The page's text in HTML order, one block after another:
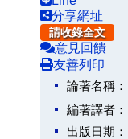
分享網址
請收錄全文
意見回饋
友善列印
論著名稱：
編著譯者：
出版日期：